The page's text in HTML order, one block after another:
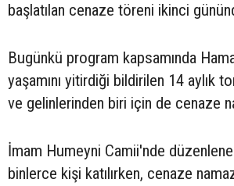
başlatılan cenaze töreni ikinci
Bugünkü program kapsamında
yaşamını yitirdiği bildirilen 14 aylık
ve gelinlerinden biri için de cenaze
İmam Humeyni Camii'nde
binlerce kişi katılırken, cenaze